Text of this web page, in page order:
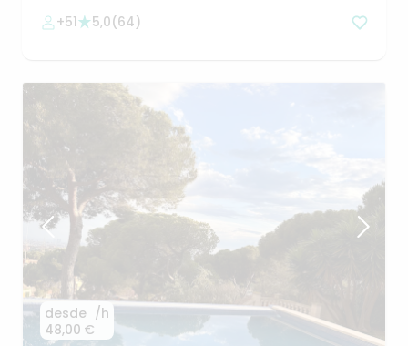
+51
5,0(64)
desde
48,00 €
/h